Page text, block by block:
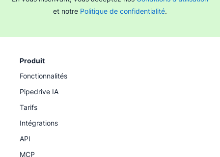
d’évaluer l'efficacité de l'outil avant de souscrire un
plan d'abonnement.
et notre Politique de confidentialité.
Produit
Fonctionnalités
Pipedrive IA
Tarifs
Intégrations
API
MCP